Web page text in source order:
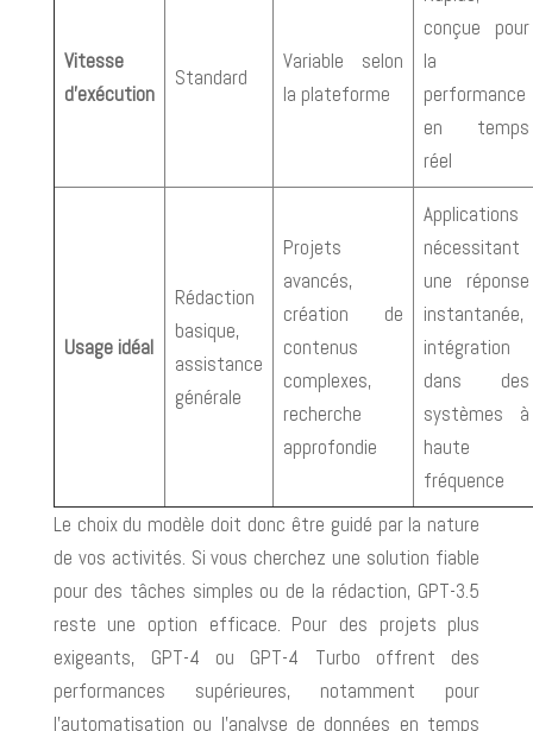
Vitesse
d’exécution
Standard
Variable selon
la plateforme
conçue pour
la
performance
en temps
réel
Usage idéal
Rédaction
basique,
assistance
générale
Projets
avancés,
création de
contenus
complexes,
recherche
approfondie
Applications
nécessitant
une réponse
instantanée,
intégration
dans des
systèmes à
haute
fréquence
Le choix du modèle doit donc être guidé par la nature
de vos activités. Si vous cherchez une solution fiable
pour des tâches simples ou de la rédaction, GPT-3.5
reste une option efficace. Pour des projets plus
exigeants, GPT-4 ou GPT-4 Turbo offrent des
performances supérieures, notamment pour
l’automatisation ou l’analyse de données en temps